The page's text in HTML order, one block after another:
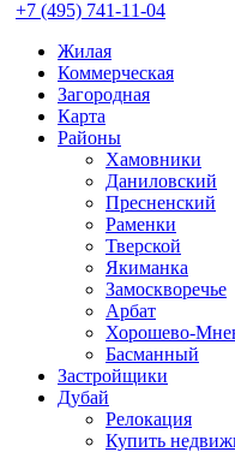
+7 (495) 741-11-04
Жилая
Коммерческая
Загородная
Карта
Районы
Хамовники
Даниловский
Пресненский
Раменки
Тверской
Якиманка
Замоскворечье
Арбат
Хорошево-
Басманный
Застройщики
Дубай
Релокация
Купить